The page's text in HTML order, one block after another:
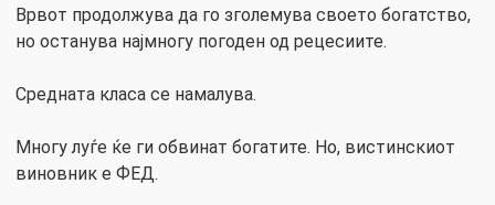
Врвот продолжува да го зголемува своето богатство,
но останува најмногу погоден од рецесиите.
Средната класа се намалува.
Многу луѓе ќе ги обвинат богатите. Но, вистинскиот
виновник е ФЕД.